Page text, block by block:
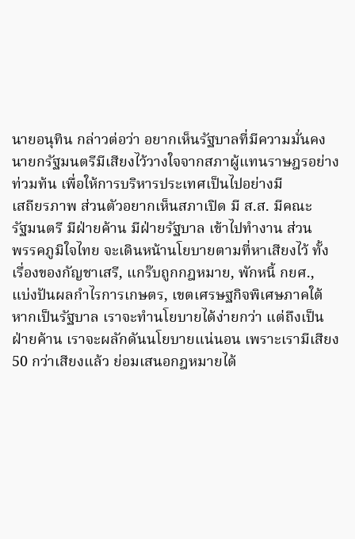
นายอนุทิน กล่าวต่อว่า อยากเห็นรัฐบาลที่มีความมั่นคง
นายกรัฐมนตรีมีเสียงไว้วางใจจากสภาผู้แทนราษฎรอย่าง
ท่วมท้น เพื่อให้การบริหารประเทศเป็นไปอย่างมี
เสถียรภาพ ส่วนตัวอยากเห็นสภาเปิด มี ส.ส. มีคณะ
รัฐมนตรี มีฝ่ายค้าน มีฝ่ายรัฐบาล เข้าไปทำงาน ส่วน
พรรคภูมิใจไทย จะเดินหน้านโยบายตามที่หาเสียงไว้ ทั้ง
เรื่องของกัญชาเสรี, แกร๊บถูกกฎหมาย, พักหนี้ กยศ.,
แบ่งปันผลกำไรการเกษตร, เขตเศรษฐกิจพิเศษภาคใต้
หากเป็นรัฐบาล เราจะทำนโยบายได้ง่ายกว่า แต่ถึงเป็น
ฝ่ายค้าน เราจะผลักดันนโยบายแน่นอน เพราะเรามีเสียง
50 กว่าเสียงแล้ว ย่อมเสนอกฎหมายได้